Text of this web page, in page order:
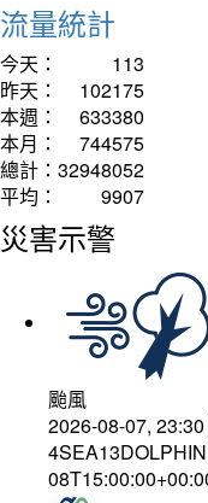
流量統計
今天：
113
昨天：
102175
本週：
633380
本月：
744575
總計： 32948052
平均：
9907
災害示警
颱風
2026-08-07,